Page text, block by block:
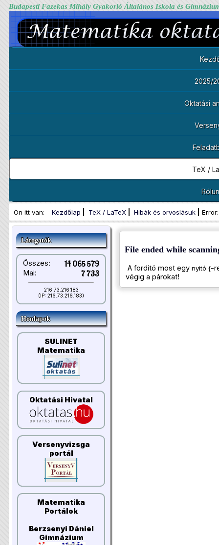
Budapesti Fazekas Mihály Gyakorló Általános Iskola és
2025/
Oktatási
TeX /
Ön itt van: Kezdőlap TeX / LaTeX Hibák és orvoslásuk
Látogatók
Összes: 14 065 579
Mai: 7 733
216.73.216.183
(IP: 216.73.216.183)
Honlapok
SULINET
Matematika
Oktatási Hivatal
Versenyvizsga
portál
Matematika
Portálok
Berzsenyi Dániel
Gimnázium
File ended while
A fordító most egy nyitó {-
végig a párokat!